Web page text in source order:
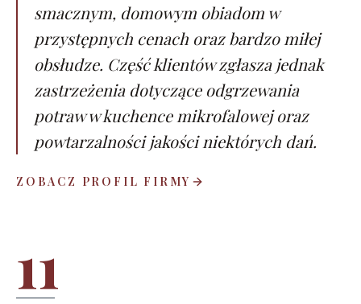
smacznym, domowym obiadom w
przystępnych cenach oraz bardzo miłej
obsłudze. Część klientów zgłasza jednak
zastrzeżenia dotyczące odgrzewania
potraw w kuchence mikrofalowej oraz
powtarzalności jakości niektórych dań.
ZOBACZ PROFIL FIRMY
11